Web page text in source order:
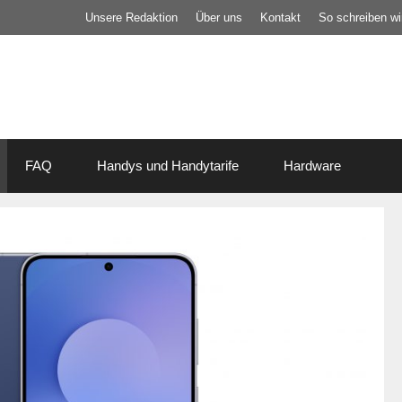
Unsere Redaktion Über uns Kontakt So schreiben
FAQ Handys und Handytarife Hardware